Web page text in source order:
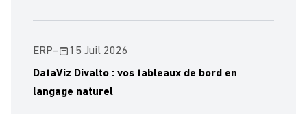
ERP– 15 Juil 2026
DataViz Divalto : vos tableaux de bord en
langage naturel